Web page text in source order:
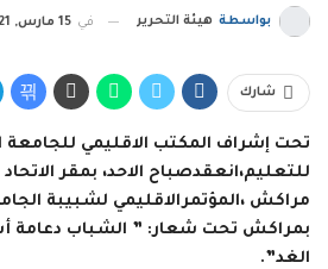
بواسطة هيئة التحرير في 15 مارس, 2021
شارك
تحت إشراف المكتب الاقليمي للجامعة
للتعليم،انعقدصباح الاحد، بمقر
مراكش ،المؤتمرالاقليمي لشبيبة
بمراكش تحت شعار: ” الشباب دعامة
الغد”.